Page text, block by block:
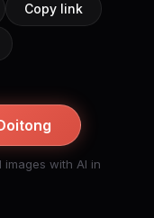
Copy link
images with AI in